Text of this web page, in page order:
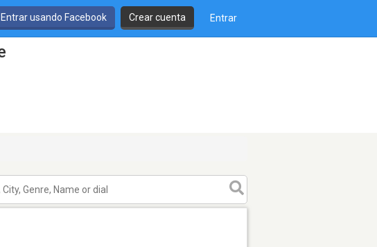
Entrar usando Facebook Crear cuenta Entrar